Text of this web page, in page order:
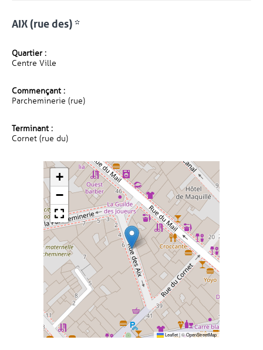
AIX (rue des) *
Quartier :
Centre Ville
Commençant :
Parcheminerie (rue)
Terminant :
Cornet (rue du)
+
−
Leaflet|©OpenStreetMap